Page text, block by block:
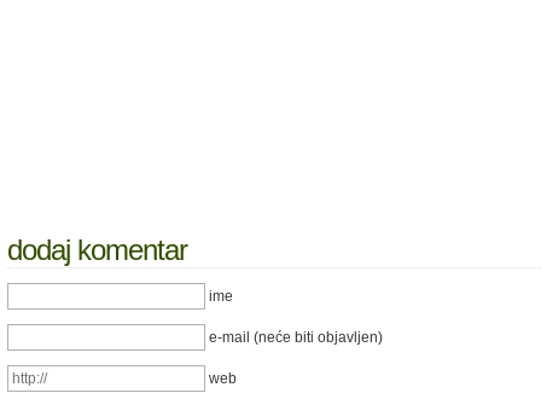
dodaj komentar
ime
e-mail (neće biti objavljen)
web